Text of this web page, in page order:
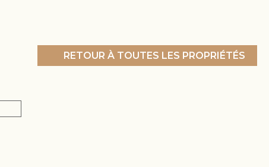
RETOUR À TOUTES LES PROPRIÉTÉS